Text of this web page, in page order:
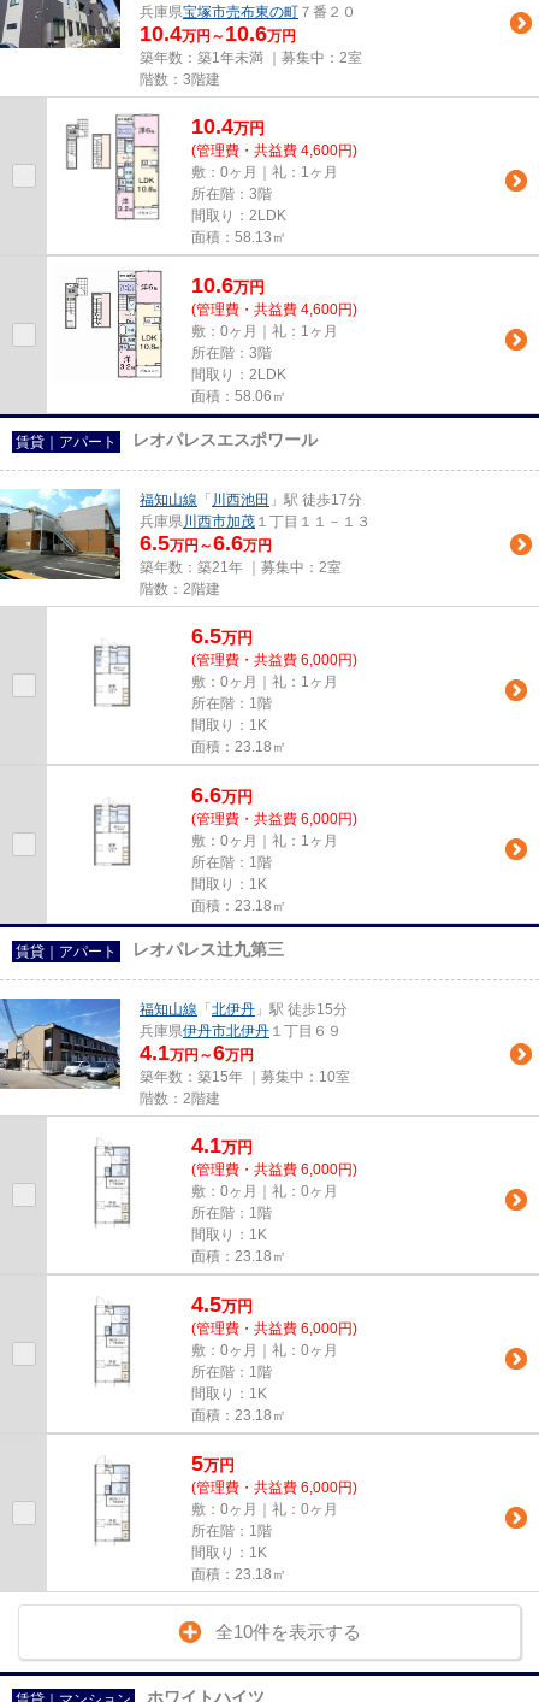
兵庫県宝塚市売布東の町 ７番２０
10.4万円～ 10.6万円
築年数：築1年未満 ｜募集中： 2室
階数：3階建
10.4万円
(管理費・共益費 4,600円)
敷：0ヶ月｜礼：1ヶ月
所在階：3階
間取り：2LDK
面積：58.13㎡
10.6万円
(管理費・共益費 4,600円)
敷：0ヶ月｜礼：1ヶ月
所在階：3階
間取り：2LDK
面積：58.06㎡
賃貸｜アパート レオパレスエスポワール
福知山線 「 川西池田 」駅 徒歩17分
兵庫県川西市加茂 １丁目１１－１３
6.5万円～6.6万円
築年数：築21年 ｜募集中： 2室
階数：2階建
6.5万円
(管理費・共益費 6,000円)
敷：0ヶ月｜礼：1ヶ月
所在階：1階
間取り：1K
面積：23.18㎡
6.6万円
(管理費・共益費 6,000円)
敷：0ヶ月｜礼：1ヶ月
所在階：1階
間取り：1K
面積：23.18㎡
賃貸｜アパート レオパレス辻九第三
福知山線 「 北伊丹 」駅 徒歩15分
兵庫県伊丹市北伊丹 １丁目６９
4.1万円～6万円
築年数：築15年 ｜募集中： 10室
階数：2階建
4.1万円
(管理費・共益費 6,000円)
敷：0ヶ月｜礼：0ヶ月
所在階：1階
間取り：1K
面積：23.18㎡
4.5万円
(管理費・共益費 6,000円)
敷：0ヶ月｜礼：0ヶ月
所在階：1階
間取り：1K
面積：23.18㎡
5万円
(管理費・共益費 6,000円)
敷：0ヶ月｜礼：0ヶ月
所在階：1階
間取り：1K
面積：23.18㎡
全10件を表示する
ホワイトハイツ